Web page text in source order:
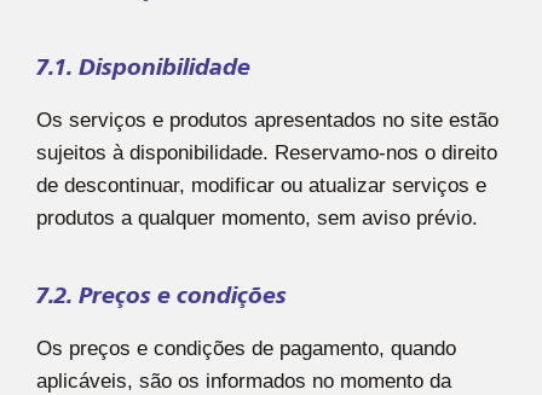
7.1. Disponibilidade
Os serviços e produtos apresentados no site estão
sujeitos à disponibilidade. Reservamo-nos o direito
de descontinuar, modificar ou atualizar serviços e
produtos a qualquer momento, sem aviso prévio.
7.2. Preços e condições
Os preços e condições de pagamento, quando
aplicáveis, são os informados no momento da